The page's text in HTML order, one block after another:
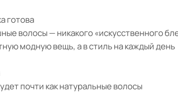
готова
волосы — никакого «искусственного
модную вещь, а в стиль на каждый день
почти как натуральные волосы